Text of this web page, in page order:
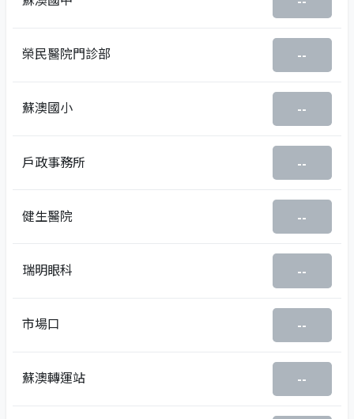
榮民醫院門診部 --
蘇澳國小 --
戶政事務所 --
健生醫院 --
瑞明眼科 --
市場口 --
蘇澳轉運站 --